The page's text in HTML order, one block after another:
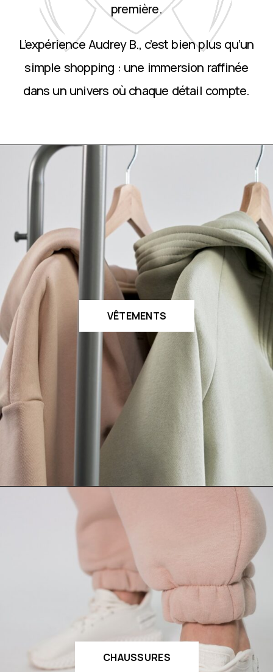
première.
L’expérience Audrey B., c’est bien plus qu’un
simple shopping : une immersion raffinée
dans un univers où chaque détail compte.
VÊTEMENTS
CHAUSSURES